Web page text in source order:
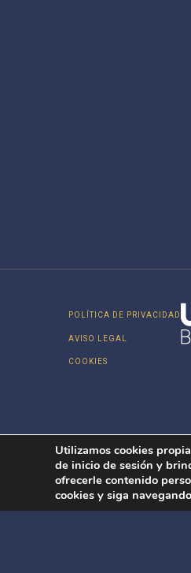
POLÍTICA DE PRIVACIDAD
AVISO LEGAL
COOKIES
Utilizamos cookies
de inicio de sesión y
ofrecerle contenido
cookies y siga